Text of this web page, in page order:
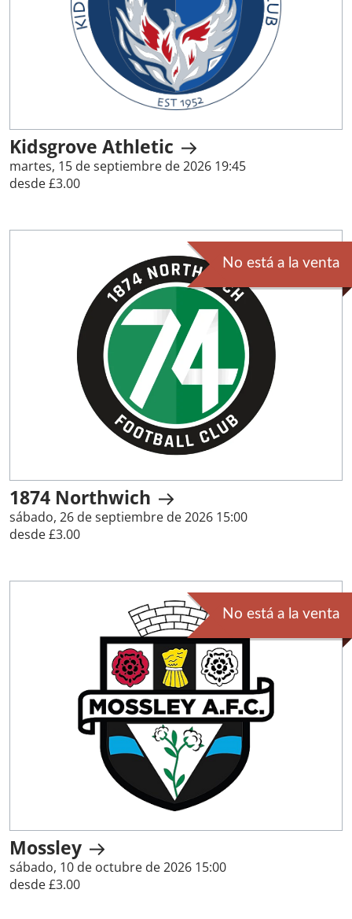
Kidsgrove Athletic
martes, 15 de septiembre de 2026 19:45
desde £3.00
No está a la venta
1874 Northwich
sábado, 26 de septiembre de 2026 15:00
desde £3.00
No está a la venta
Mossley
sábado, 10 de octubre de 2026 15:00
desde £3.00